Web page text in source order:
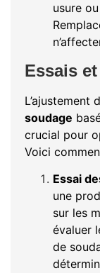
usure
Essais
L’ajustement
soudage
crucial pour
Voici
Essai
une
sur les
évaluer
de